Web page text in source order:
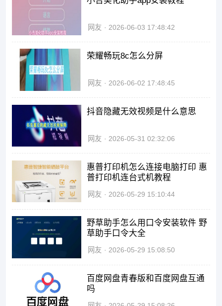
网友 2026-06-03 17:48:42
荣耀畅玩8c怎么分屏
网友 2026-06-02 17:48:45
抖音隐藏无效视频是什么意思
网友 2026-05-31 02:32:06
惠普打印机怎么连接电脑打印 惠
普打印机连台式机教程
网友 2026-05-29 15:10:44
野草助手怎么用口令安装软件 野
草助手口令大全
网友 2026-05-29 15:08:50
百度网盘青春版和百度网盘互通
吗